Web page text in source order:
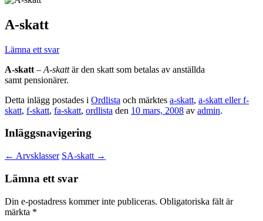
A-skatt
Lämna ett svar
A-skatt – A-skattär den skatt som betalas av anställda
samt pensionärer.
Detta inlägg postades i Ordlista och märktes a-skatt, a-skatt eller f-
skatt, f-skatt, fa-skatt, ordlista den 10 mars, 2008 av admin.
Inläggsnavigering
← Arvsklasser SA-skatt →
Lämna ett svar
Din e-postadress kommer inte publiceras. Obligatoriska fält är
märkta *